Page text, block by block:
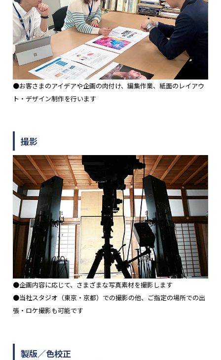
●お客さまのアイデアや企画の肉付け、編集作業、紙面のレイアウ
ト・デザイン制作を行います
撮影
●企画内容に応じて、さまざまな写真素材を撮影します
●当社スタジオ（東京・京都）での撮影の他、ご指定の場所での出
張・ロケ撮影も可能です
製版／色校正